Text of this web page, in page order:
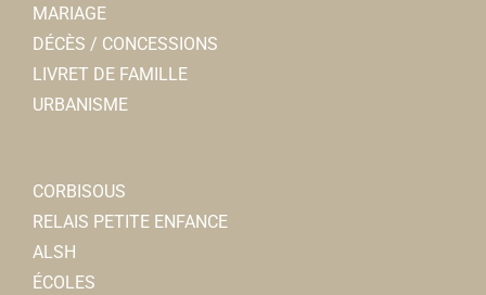
MARIAGE
DÉCÈS / CONCESSIONS
LIVRET DE FAMILLE
URBANISME
CORBISOUS
RELAIS PETITE ENFANCE
ALSH
ÉCOLES